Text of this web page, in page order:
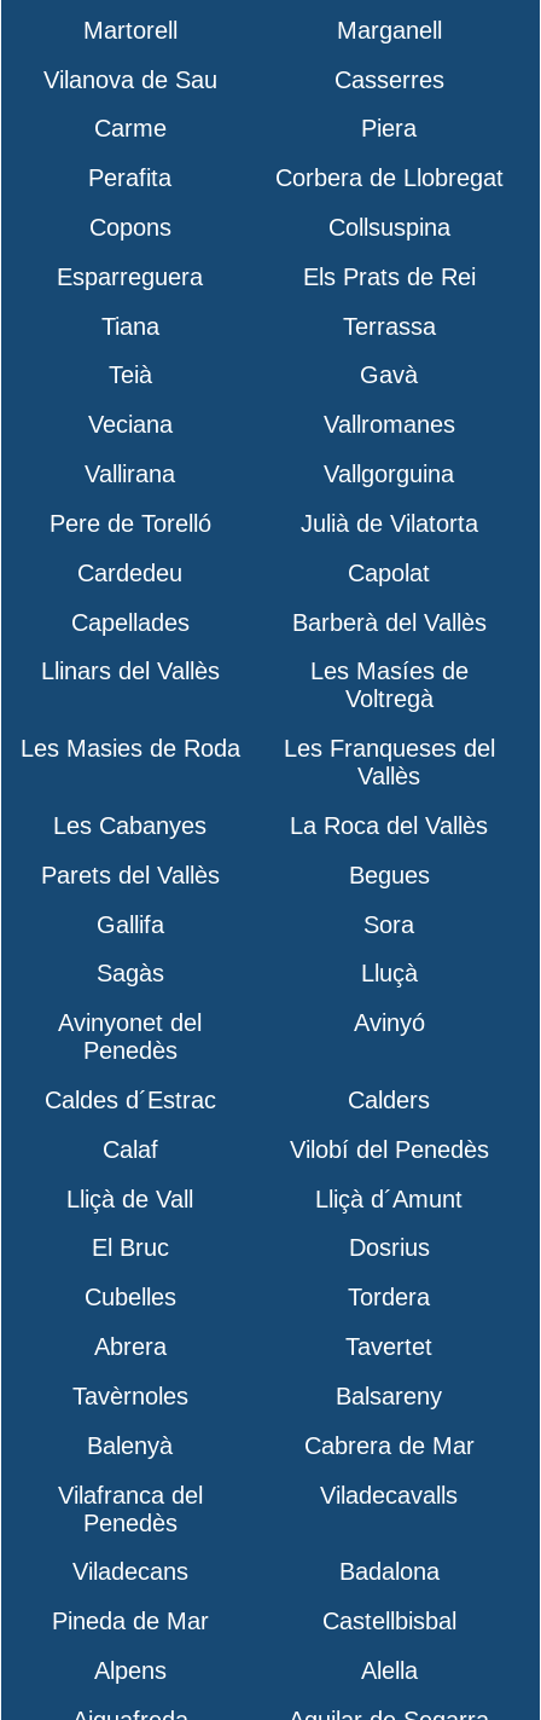
Martorell
Marganell
Vilanova de Sau
Casserres
Carme
Piera
Perafita
Corbera de Llobregat
Copons
Collsuspina
Esparreguera
Els Prats de Rei
Tiana
Terrassa
Teià
Gavà
Veciana
Vallromanes
Vallirana
Vallgorguina
Pere de Torelló
Julià de Vilatorta
Cardedeu
Capolat
Capellades
Barberà del Vallès
Llinars del Vallès
Les Masíes de
Voltregà
Les Masies de Roda
Les Franqueses del
Vallès
Les Cabanyes
La Roca del Vallès
Parets del Vallès
Begues
Gallifa
Sora
Sagàs
Lluçà
Avinyonet del
Penedès
Avinyó
Caldes d´Estrac
Calders
Calaf
Vilobí del Penedès
Lliçà de Vall
Lliçà d´Amunt
El Bruc
Dosrius
Cubelles
Tordera
Abrera
Tavertet
Tavèrnoles
Balsareny
Balenyà
Cabrera de Mar
Vilafranca del
Penedès
Viladecavalls
Viladecans
Badalona
Pineda de Mar
Castellbisbal
Alpens
Alella